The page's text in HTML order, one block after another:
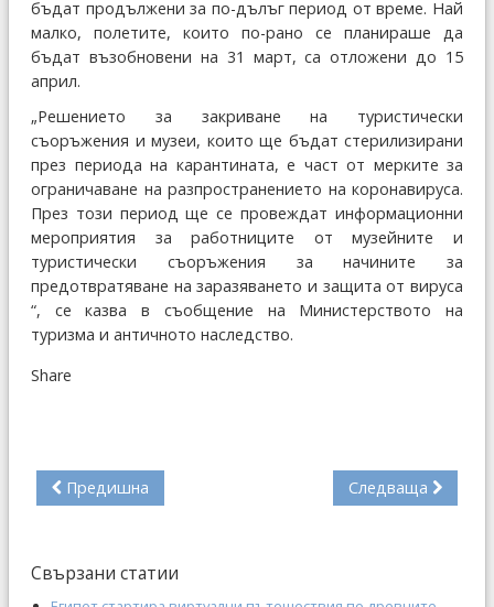
бъдат продължени за по-дълъг период от време. Най
малко, полетите, които по-рано се планираше да
бъдат възобновени на 31 март, са отложени до 15
април.
„Решението за закриване на туристически
съоръжения и музеи, които ще бъдат стерилизирани
през периода на карантината, е част от мерките за
ограничаване на разпространението на коронавируса.
През този период ще се провеждат информационни
мероприятия за работниците от музейните и
туристически съоръжения за начините за
предотвратяване на заразяването и защита от вируса
“, се казва в съобщение на Министерството на
туризма и античното наследство.
Share
Предишна Следваща
Свързани статии